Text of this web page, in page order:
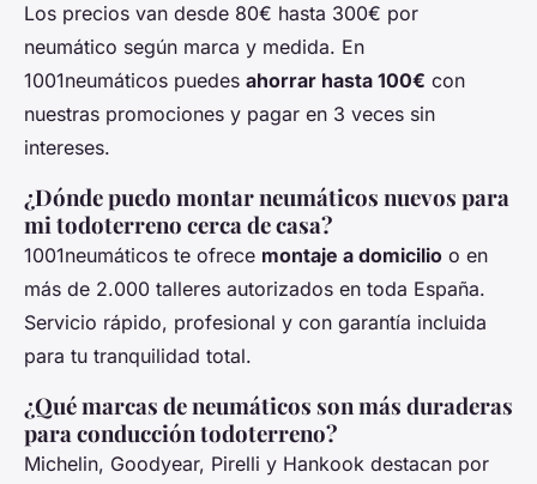
Los precios van desde 80€ hasta 300€ por
neumático según marca y medida. En
1001neumáticos puedes ahorrar hasta 100€ con
nuestras promociones y pagar en 3 veces sin
intereses.
¿Dónde puedo montar neumáticos nuevos para
mi todoterreno cerca de casa?
1001neumáticos te ofrece montaje a domicilio o en
más de 2.000 talleres autorizados en toda España.
Servicio rápido, profesional y con garantía incluida
para tu tranquilidad total.
¿Qué marcas de neumáticos son más duraderas
para conducción todoterreno?
Michelin, Goodyear, Pirelli y Hankook destacan por